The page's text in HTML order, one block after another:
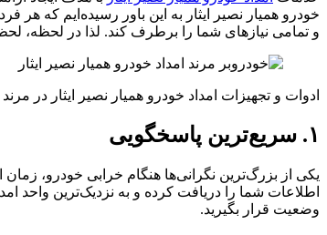
خودرو همیار نصیر ایثار به این باور رسیده‌ایم که
و تمامی نیازهای شما را برطرف کند. لذا در لحظه،
ادوات و تجهیزات امداد خودرو همیار نصیر ایثار در مرند
۱. سریع‌ترین پاسخگویی
یکی از بزرگ‌ترین نگرانی‌ها هنگام خرابی خودرو،
اطلاعات شما را دریافت کرده و به نزدیک‌ترین
وضعیت قرار بگیرید.